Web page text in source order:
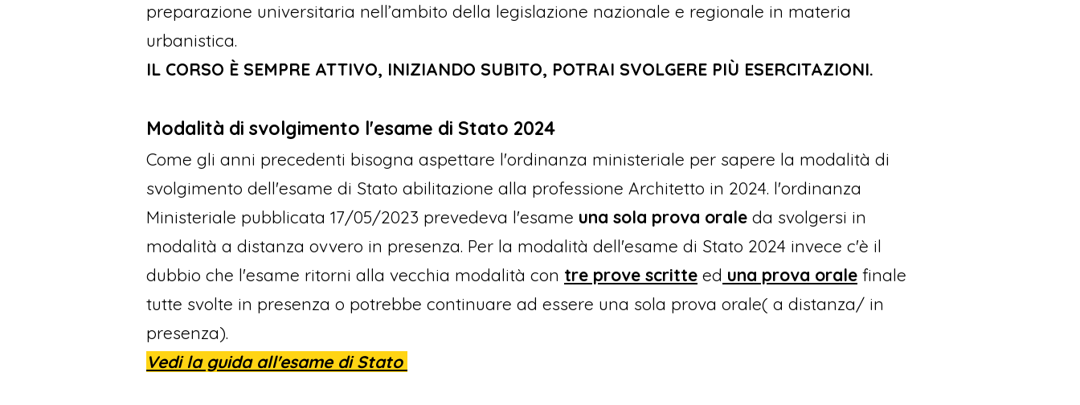
preparazione universitaria nell’ambito della legislazione nazionale e regionale in materia
urbanistica.
IL CORSO È SEMPRE ATTIVO, INIZIANDO SUBITO, POTRAI SVOLGERE PIÙ ESERCITAZIONI.
Modalità di svolgimento l'esame di Stato 2024
Come gli anni precedenti bisogna aspettare l'ordinanza ministeriale per sapere la modalità di
svolgimento dell'esame di Stato abilitazione alla professione Architetto in 2024. l'ordinanza
Ministeriale pubblicata 17/05/2023 prevedeva l'esame una sola prova orale da svolgersi in
modalità a distanza ovvero in presenza. Per la modalità dell'esame di Stato 2024 invece c'è il
dubbio che l'esame ritorni alla vecchia modalità con tre prove scritte ed una prova orale finale
tutte svolte in presenza o potrebbe continuare ad essere una sola prova orale( a distanza/ in
presenza).
Vedi la guida all'esame di Stato